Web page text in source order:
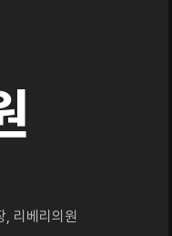
, 리베리의원